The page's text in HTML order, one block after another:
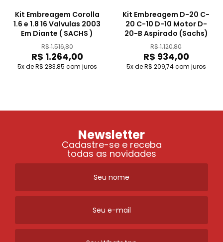
Kit Embreagem Corolla
1.6 e 1.8 16 Valvulas 2003
Em Diante ( SACHS )
R$ 1.516,80
R$ 1.264,00
5x de R$ 283,85 com juros
Kit Embreagem D-20 C-
20 C-10 D-10 Motor D-
20-B Aspirado (Sachs)
R$ 1.120,80
R$ 934,00
5x de R$ 209,74 com juros
Newsletter
Cadastre-se e receba
todas as novidades